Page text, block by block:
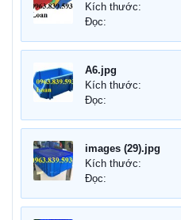
Kích thước:
Đọc:
A6.jpg
Kích thước:
Đọc:
images (29).jpg
Kích thước:
Đọc: